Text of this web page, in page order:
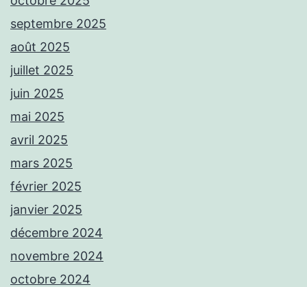
septembre 2025
août 2025
juillet 2025
juin 2025
mai 2025
avril 2025
mars 2025
février 2025
janvier 2025
décembre 2024
novembre 2024
octobre 2024